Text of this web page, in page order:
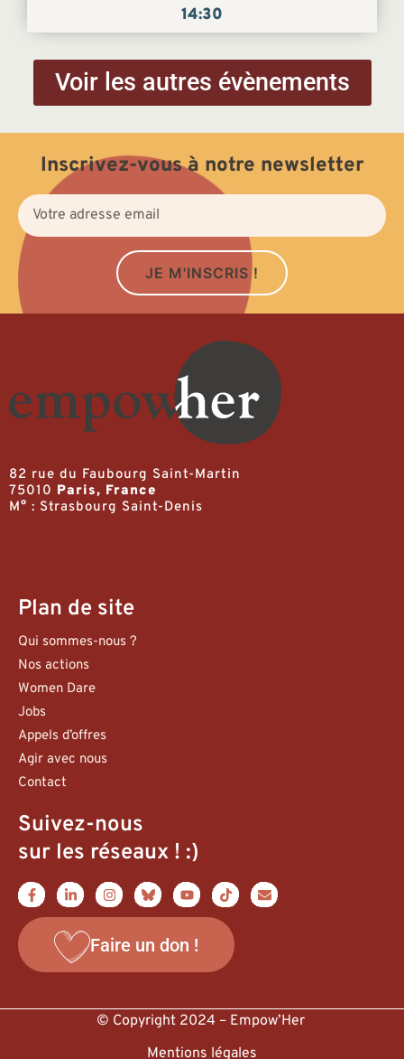
14:30
Voir les autres évènements
Inscrivez-vous à notre newsletter
JE M'INSCRIS !
82 rue du Faubourg Saint-Martin
75010 Paris, France
M° : Strasbourg Saint-Denis
Plan de site
Qui sommes-nous ?
Nos actions
Women Dare
Jobs
Appels d’offres
Agir avec nous
Contact
Suivez-nous
sur les réseaux ! :)
Faire un don !
© Copyright 2024 – Empow’Her
Mentions légales